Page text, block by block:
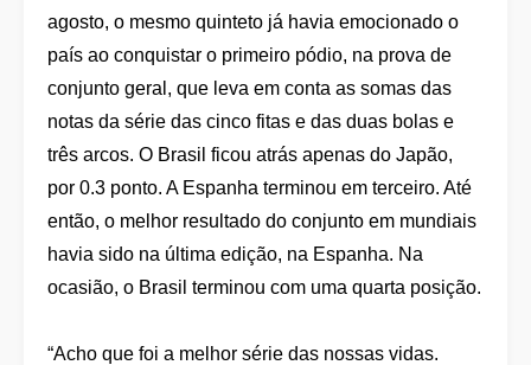
agosto, o mesmo quinteto já havia emocionado o
país ao conquistar o primeiro pódio, na prova de
conjunto geral, que leva em conta as somas das
notas da série das cinco fitas e das duas bolas e
três arcos. O Brasil ficou atrás apenas do Japão,
por 0.3 ponto. A Espanha terminou em terceiro. Até
então, o melhor resultado do conjunto em mundiais
havia sido na última edição, na Espanha. Na
ocasião, o Brasil terminou com uma quarta posição.
“Acho que foi a melhor série das nossas vidas.